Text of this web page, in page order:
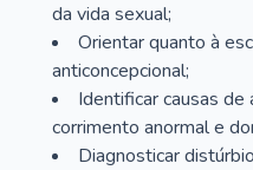
da vida sexual;
Orientar quanto à
anticoncepcional;
Identificar causas de
corrimento anormal e
Diagnosticar